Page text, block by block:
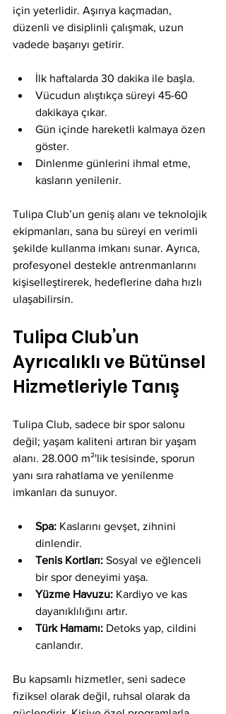
için yeterlidir. Aşırıya kaçmadan,
düzenli ve disiplinli çalışmak, uzun
vadede başarıyı getirir.
İlk haftalarda 30 dakika ile başla.
Vücudun alıştıkça süreyi 45-60
dakikaya çıkar.
Gün içinde hareketli kalmaya özen
göster.
Dinlenme günlerini ihmal etme,
kasların yenilenir.
Tulipa Club’un geniş alanı ve teknolojik
ekipmanları, sana bu süreyi en verimli
şekilde kullanma imkanı sunar. Ayrıca,
profesyonel destekle antrenmanlarını
kişiselleştirerek, hedeflerine daha hızlı
ulaşabilirsin.
Tulipa Club’un
Ayrıcalıklı ve Bütünsel
Hizmetleriyle Tanış
Tulipa Club, sadece bir spor salonu
değil; yaşam kaliteni artıran bir yaşam
alanı. 28.000 m²'lik tesisinde, sporun
yanı sıra rahatlama ve yenilenme
imkanları da sunuyor.
Spa: Kaslarını gevşet, zihnini
dinlendir.
Tenis Kortları: Sosyal ve eğlenceli
bir spor deneyimi yaşa.
Yüzme Havuzu: Kardiyo ve kas
dayanıklılığını artır.
Türk Hamamı: Detoks yap, cildini
canlandır.
Bu kapsamlı hizmetler, seni sadece
fiziksel olarak değil, ruhsal olarak da